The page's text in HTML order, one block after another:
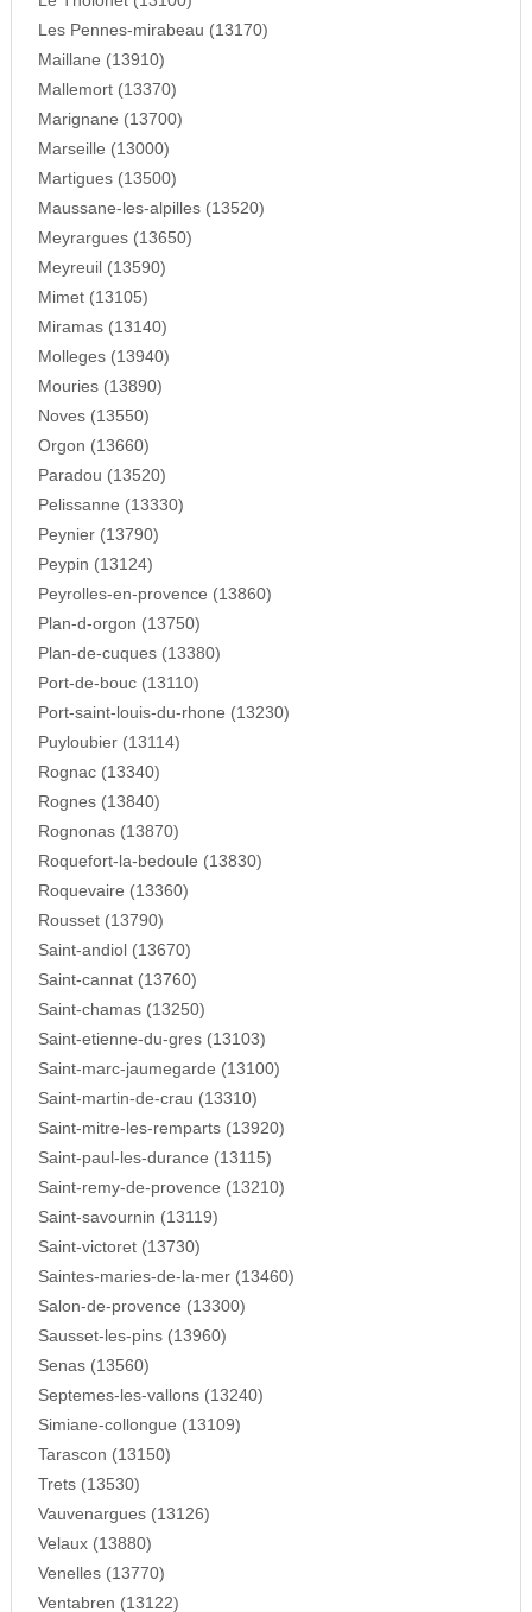
Les Pennes-mirabeau (13170)
Maillane (13910)
Mallemort (13370)
Marignane (13700)
Marseille (13000)
Martigues (13500)
Maussane-les-alpilles (13520)
Meyrargues (13650)
Meyreuil (13590)
Mimet (13105)
Miramas (13140)
Molleges (13940)
Mouries (13890)
Noves (13550)
Orgon (13660)
Paradou (13520)
Pelissanne (13330)
Peynier (13790)
Peypin (13124)
Peyrolles-en-provence (13860)
Plan-d-orgon (13750)
Plan-de-cuques (13380)
Port-de-bouc (13110)
Port-saint-louis-du-rhone (13230)
Puyloubier (13114)
Rognac (13340)
Rognes (13840)
Rognonas (13870)
Roquefort-la-bedoule (13830)
Roquevaire (13360)
Rousset (13790)
Saint-andiol (13670)
Saint-cannat (13760)
Saint-chamas (13250)
Saint-etienne-du-gres (13103)
Saint-marc-jaumegarde (13100)
Saint-martin-de-crau (13310)
Saint-mitre-les-remparts (13920)
Saint-paul-les-durance (13115)
Saint-remy-de-provence (13210)
Saint-savournin (13119)
Saint-victoret (13730)
Saintes-maries-de-la-mer (13460)
Salon-de-provence (13300)
Sausset-les-pins (13960)
Senas (13560)
Septemes-les-vallons (13240)
Simiane-collongue (13109)
Tarascon (13150)
Trets (13530)
Vauvenargues (13126)
Velaux (13880)
Venelles (13770)
Ventabren (13122)